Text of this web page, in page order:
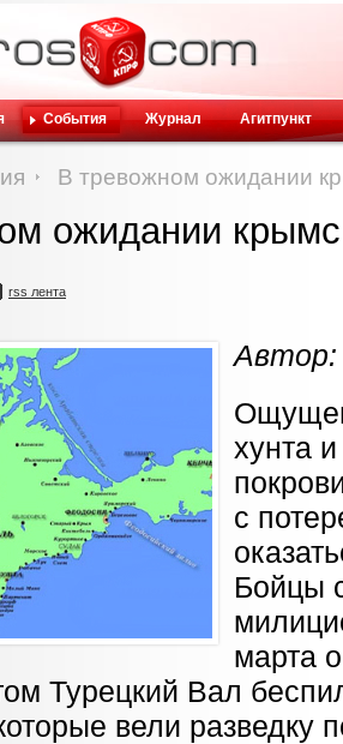
События Журнал Агитпункт
В тревожном ожидании
ожидании
rss лента
Автор:
хунта
с
Бойцы
марта
Турецкий Вал
вели разведку